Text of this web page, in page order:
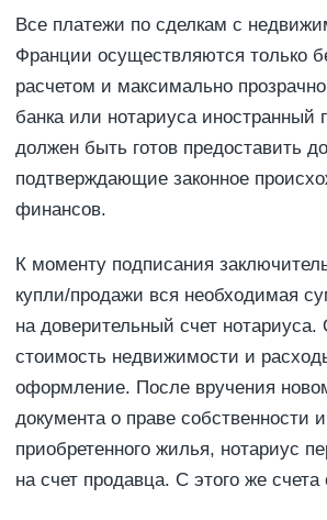
Все платежи по сделкам с
Франции осуществляются только
расчетом и максимально
банка или нотариуса иностранный
должен быть готов предоставить
подтверждающие законное
финансов.
К моменту подписания
купли/продажи вся необходимая
на доверительный счет нотариуса.
стоимость недвижимости и
оформление. После вручения
документа о праве собственности
приобретенного жилья, нотариус
на счет продавца. С этого же